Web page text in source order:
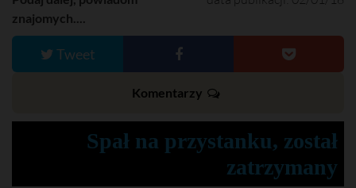
znajomych....
Tweet
Komentarzy
Spał na przystanku, został
zatrzymany